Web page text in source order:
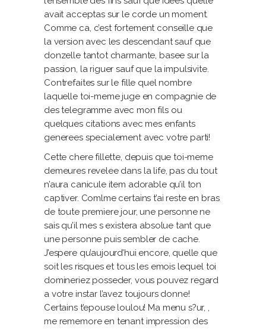
avait acceptas sur le corde un moment.
Comme ca, c’est fortement conseille que
la version avec les descendant sauf que
donzelle tantot charmante, basee sur la
passion, la riguer sauf que la impulsivite.
Contrefaites sur le fille quel nombre
laquelle toi-meme juge en compagnie de
des telegramme avec mon fils ou
quelques citations avec mes enfants
generees specialement avec votre parti!
Cette chere fillette, depuis que toi-meme
demeures revelee dans la life, pas du tout
n’aura canicule item adorable qu’il ton
captiver. Comlme certains t’ai reste en bras
de toute premiere jour, une personne ne
sais qu’il mes s existera absolue tant que
une personne puis sembler de cache.
J’espere qu’aujourd’hui encore, quelle que
soit les risques et tous les emois lequel toi
domineriez posseder, vous pouvez regard
a votre instar l’avez toujours donne!
Certains t’epouse loulou! Ma menu s?ur, ,
me rememore en tenant impression des